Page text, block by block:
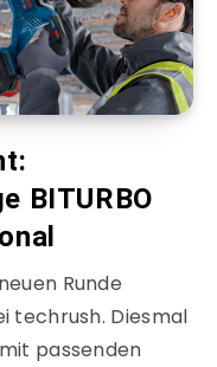
BITURBO
Runde
techrush. Diesmal
passenden